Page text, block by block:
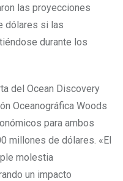
las proyecciones
dólares si las
durante los
del Ocean Discovery
Oceanográfica Woods
para ambos
millones de dólares. «El
molestia
un impacto